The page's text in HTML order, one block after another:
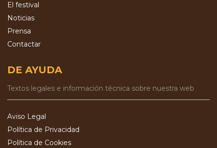
El festival
Noticias
Prensa
Contactar
DE AYUDA
Textos legales e información técnica sobre nuestra web
Aviso Legal
Política de Privacidad
Política de Cookies